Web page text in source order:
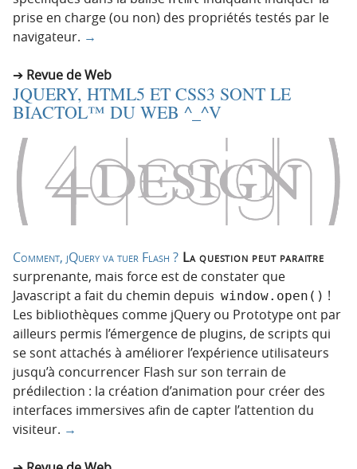
prise en charge (ou non) des propriétés testés par le
navigateur. →
Revue de Web
JQUERY, HTML5 ET CSS3 SONT LE
BIACTOL™ DU WEB ^_^V
Comment, jQuery va tuer Flash ? La question peut paraitre
surprenante, mais force est de constater que
Javascript a fait du chemin depuis window.open() !
Les bibliothèques comme jQuery ou Prototype ont par
ailleurs permis l’émergence de plugins, de scripts qui
se sont attachés à améliorer l’expérience utilisateurs
jusqu’à concurrencer Flash sur son terrain de
prédilection : la création d’animation pour créer des
interfaces immersives afin de capter l’attention du
visiteur. →